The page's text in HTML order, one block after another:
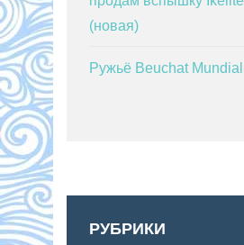
(новая)
Ружьё Beuchat
РУБРИКИ